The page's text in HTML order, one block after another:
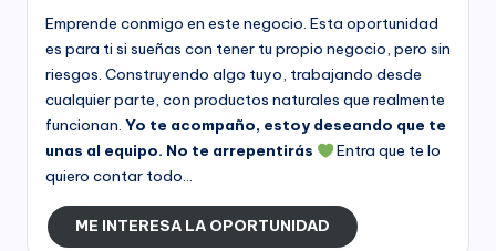
Emprende conmigo en este negocio. Esta oportunidad
es para ti si sueñas con tener tu propio negocio, pero sin
riesgos. Construyendo algo tuyo, trabajando desde
cualquier parte, con productos naturales que realmente
funcionan. Yo te acompaño, estoy deseando que te
unas al equipo. No te arrepentirás
Entra que te lo
quiero contar todo...
ME INTERESA LA OPORTUNIDAD